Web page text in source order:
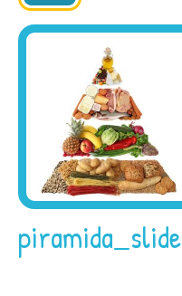
piramida_slide